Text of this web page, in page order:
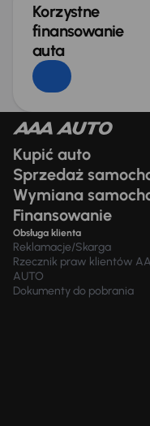
Korzystne
finansowanie
auta
Kupić auto
Sprzedaż
Wymiana
Finansowanie
Obsługa klienta
Reklamacje/Skarga
Rzecznik praw klientów
AUTO
Dokumenty do pobrania